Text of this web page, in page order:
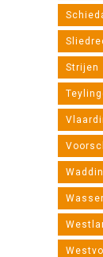
Strijen